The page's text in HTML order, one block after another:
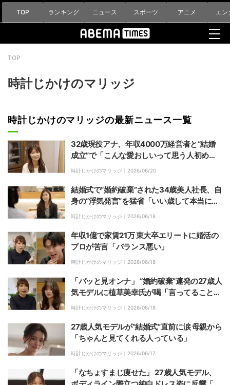
TOP ランキング ニュース スポーツ アニメ エン
TOP
時計じかけのマリッジ
時計じかけのマリッジの最新ニュース一覧
32歳現役アナ、年収4000万経営者と“結婚
成立”で「こんな愛おしいって思う人初め
て」 相手の実家訪問で母親が涙
時計じかけのマリッジ｜ 2026/06/20
結婚式で“婚約破棄”された34歳美人社長、自
身の“浮気発言”を猛省「いい歳して本当に恥
ずかしい」
時計じかけのマリッジ｜ 2026/06/18
年収1億で家賃21万 東大卒エリートに婚活の
プロが苦言「バランス悪い」
時計じかけのマリッジ｜ 2026/06/18
「パッと見オンナ」 “婚約破棄”連発の27歳人
気モデルに植草美幸氏が喝「言ってることが
ちぐはぐ」
時計じかけのマリッジ｜ 2026/06/18
27歳人気モデルが“結婚式”直前に涙 母親から
「ちゃんと見てくれる人っている」
時計じかけのマリッジ｜ 2026/06/17
「なちょすまじ痩せた」 27歳人気モデル、